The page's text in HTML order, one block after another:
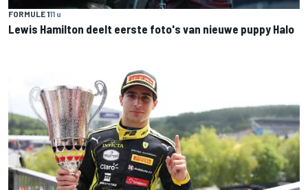
FORMULE 111 u
Lewis Hamilton deelt eerste foto's van nieuwe puppy Halo